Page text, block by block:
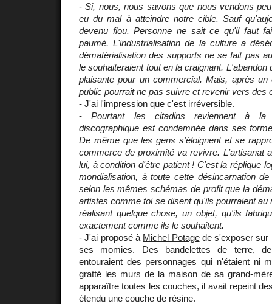
-Si, nous, nous savons que nous vendons
eu du mal à atteindre notre cible. Sauf
devenu flou. Personne ne sait ce qu'il faut
paumé. L'industrialisation de la culture a
dématérialisation des supports ne se fait pas
le souhaiteraient tout en la craignant.
plaisante pour un commercial. Mais, après un
public pourrait ne pas suivre et revenir vers des
- J'ai l'impression que c'est irréversible.
-Pourtant les citadins reviennent à la
discographique est condamnée dans ses
De même que les gens s'éloignent et se
commerce de proximité va revivre. L'artisanat
lui, à condition d'être patient ! C'est la réplique
mondialisation, à toute cette désincarnation
selon les mêmes schémas de profit que la
artistes comme toi se disent qu'ils pourraient au
réalisant quelque chose, un objet, qu'ils
exactement comme ils le souhaitent.
- J'ai proposé à Michel Potagede s'exposer sur
ses momies. Des bandelettes de terre,
entouraient des personnages qui n'étaient ni
gratté les murs de la maison de sa grand-
apparaître toutes les couches, il avait repeint
étendu une couche de résine.